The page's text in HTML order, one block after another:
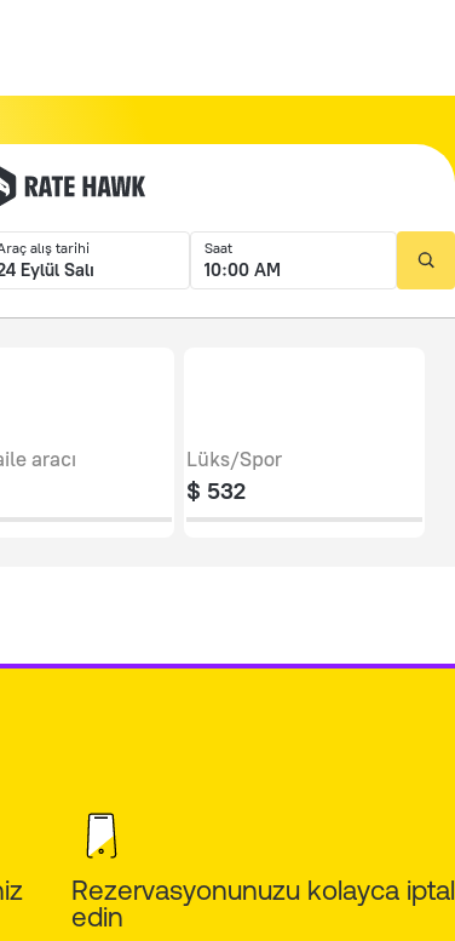
alış tarihi
Eylül Salı
Saat
10:00 AM
aracı Lüks/Spor
$ 532
Rezervasyonunuzu kolayca iptal
edin